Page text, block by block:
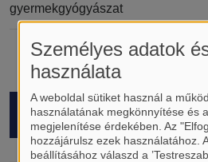
gyermekgyógyászat
Személyes adatok
használata
A weboldal sütiket használ a
használatának megkönnyítése és
megjelenítése érdekében. Az
hozzájárulsz ezek használatához.
beállításához válaszd a